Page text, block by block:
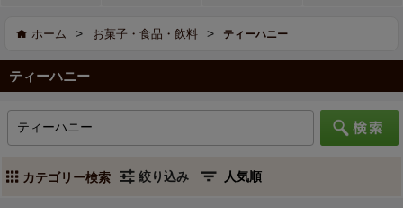
ホーム > お菓子・食品・飲料 > ティーハニー
ティーハニー
カテゴリー検索 絞り込み